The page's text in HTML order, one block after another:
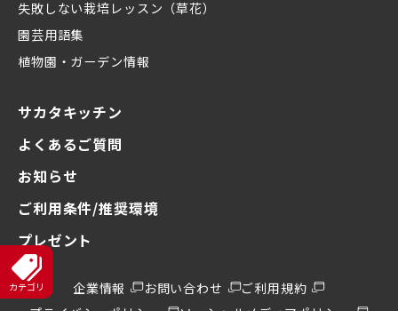
失敗しない栽培レッスン（草花）
園芸用語集
植物園・ガーデン情報
サカタキッチン
よくあるご質問
お知らせ
ご利用条件/推奨環境
プレゼント
企業情報 お問い合わせ
ご利用規約